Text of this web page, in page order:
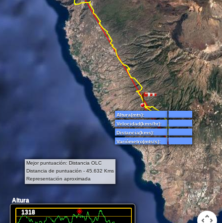
Mejor puntuación: Distancia OLC
Distancia de puntuación - 45.632 Kms
Representación aproximada
Altura
1318
Altura(mts):
Velocidad(kms/hr):
Distancia(kms):
Variómetro(mts/s):